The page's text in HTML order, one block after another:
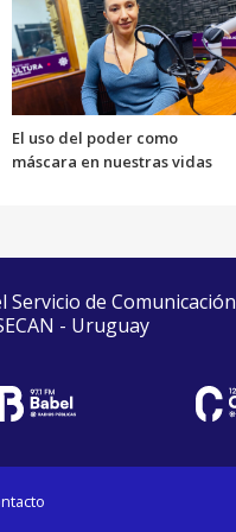
El uso del poder como
máscara en nuestras vidas
de Comunicación
- Uruguay